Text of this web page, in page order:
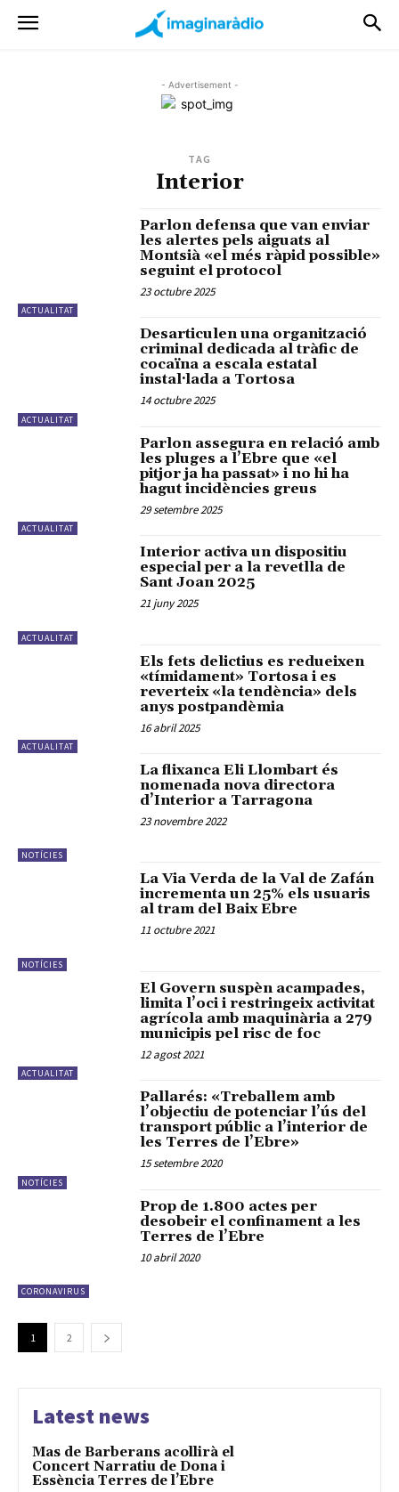
- Advertisement -
TAG
Interior
ACTUALITAT
Parlon defensa que van enviar
les alertes pels aiguats al
Montsià «el més ràpid possible»
seguint el protocol
23 octubre 2025
ACTUALITAT
Desarticulen una organització
criminal dedicada al tràfic de
cocaïna a escala estatal
instal·lada a Tortosa
14 octubre 2025
ACTUALITAT
Parlon assegura en relació amb
les pluges a l’Ebre que «el
pitjor ja ha passat» i no hi ha
hagut incidències greus
29 setembre 2025
ACTUALITAT
Interior activa un dispositiu
especial per a la revetlla de
Sant Joan 2025
21 juny 2025
ACTUALITAT
Els fets delictius es redueixen
«tímidament» Tortosa i es
reverteix «la tendència» dels
anys postpandèmia
16 abril 2025
NOTÍCIES
La flixanca Eli Llombart és
nomenada nova directora
d’Interior a Tarragona
23 novembre 2022
NOTÍCIES
La Via Verda de la Val de Zafán
incrementa un 25% els usuaris
al tram del Baix Ebre
11 octubre 2021
ACTUALITAT
El Govern suspèn acampades,
limita l’oci i restringeix activitat
agrícola amb maquinària a 279
municipis pel risc de foc
12 agost 2021
NOTÍCIES
Pallarés: «Treballem amb
l’objectiu de potenciar l’ús del
transport públic a l’interior de
les Terres de l’Ebre»
15 setembre 2020
CORONAVIRUS
Prop de 1.800 actes per
desobeir el confinament a les
Terres de l’Ebre
10 abril 2020
1 2
Latest news
Mas de Barberans acollirà el
Concert Narratiu de Dona i
Essència Terres de l’Ebre